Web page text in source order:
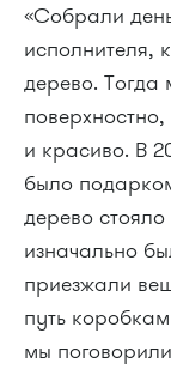
«Собрали
исполнителя,
дерево. Тогда
и красиво. В
было
дерево
изначально
приезжали
путь
мы